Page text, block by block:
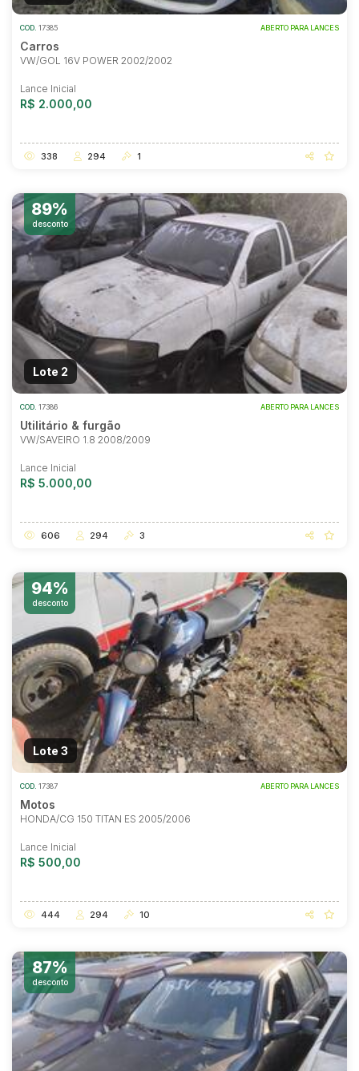
COD. 17385 ABERTO PARA LANCES
Carros
VW/GOL 16V POWER 2002/2002
Lance Inicial
R$ 2.000,00
338 294 1
89%
desconto
Lote 2
COD. 17386 ABERTO PARA LANCES
Utilitário & furgão
VW/SAVEIRO 1.8 2008/2009
Lance Inicial
R$ 5.000,00
606 294 3
94%
desconto
Lote 3
COD. 17387 ABERTO PARA LANCES
Motos
HONDA/CG 150 TITAN ES 2005/2006
Lance Inicial
R$ 500,00
444 294 10
87%
desconto